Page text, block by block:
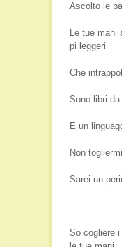
Seminari
Ascolto le
Le tue mani
pi leggeri
Che
Sono libri
E un
Non
Sarei un
So cogliere